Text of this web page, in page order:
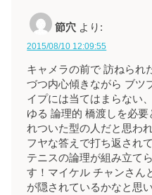
節穴 より:
2015/08/10 12:09:55
キャメラの前で 訪ねられ
づつ内心傾きながら ブツ
イプには当てはまらない
ゆる 論理的 橋渡しを必
れついた型の人だと思わ
フヤな答えで打ち返され
テニスの論理が組み立て
す！マイケル チャンさん
が隠されているかなと思